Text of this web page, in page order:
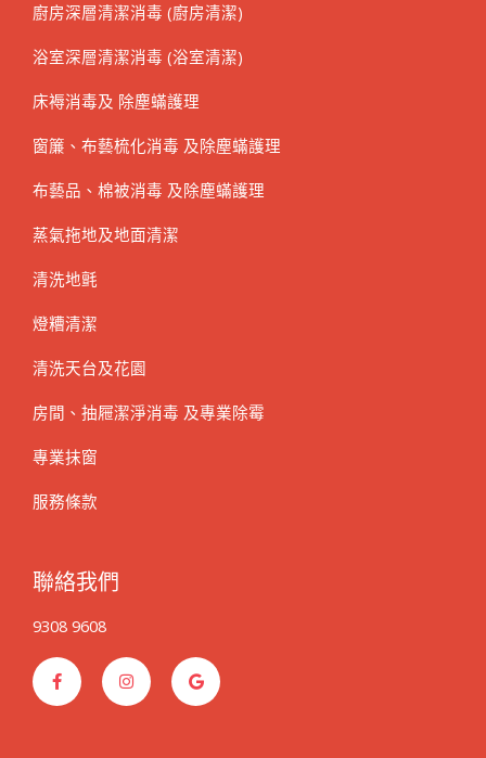
廚房深層清潔消毒 (廚房清潔)
浴室深層清潔消毒 (浴室清潔)
床褥消毒及 除塵蟎護理
窗簾、布藝梳化消毒 及除塵蟎護理
布藝品、棉被消毒 及除塵蟎護理
蒸氣拖地及地面清潔
清洗地氈
燈糟清潔
清洗天台及花園
房間、抽屜潔淨消毒 及專業除霉
專業抹窗
服務條款
聯絡我們
9308 9608
F
a
c
e
I
n
t
G
o
o
g